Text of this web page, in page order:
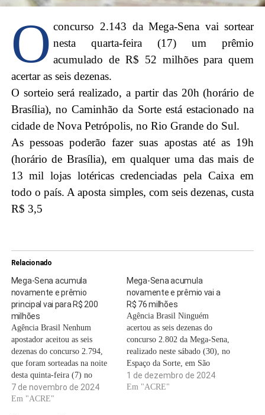
O concurso 2.143 da Mega-Sena vai sortear
nesta quarta-feira (17) um prêmio
acumulado de R$ 52 milhões para quem
acertar as seis dezenas.
O sorteio será realizado, a partir das 20h (horário de
Brasília), no Caminhão da Sorte está estacionado na
cidade de Nova Petrópolis, no Rio Grande do Sul.
As pessoas poderão fazer suas apostas até as 19h
(horário de Brasília), em qualquer uma das mais de
13 mil lojas lotéricas credenciadas pela Caixa em
todo o país. A aposta simples, com seis dezenas, custa
R$ 3,5
Relacionado
Mega-Sena acumula
novamente e prêmio
principal vai para R$ 200
milhões
Agência Brasil Nenhum
apostador aceitou as seis
dezenas do concurso 2.794,
que foram sorteadas na noite
desta quinta-feira (7) no
Espaço da Sorte, em São
Paulo. O prêmio da faixa
7 de novembro de 2024
Em "ACRE"
Mega-Sena acumula
novamente e prêmio vai a
R$ 76 milhões
Agência Brasil Ninguém
acertou as seis dezenas do
concurso 2.802 da Mega-Sena,
realizado neste sábado (30), no
Espaço da Sorte, em São
Paulo. Com isso, o prêmio
acumulou e vai para R$ 76
1 de dezembro de 2024
Em "ACRE"